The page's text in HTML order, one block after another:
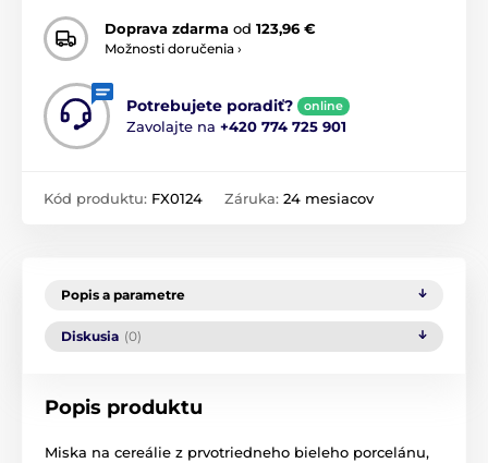
Doprava zdarma od 123,96 €
Možnosti doručenia ›
Potrebujete poradiť? online
Zavolajte na +420 774 725 901
Kód produktu: FX0124 Záruka: 24 mesiacov
Popis a parametre
Diskusia (0)
Popis produktu
Miska na cereálie z prvotriedneho bieleho porcelánu,